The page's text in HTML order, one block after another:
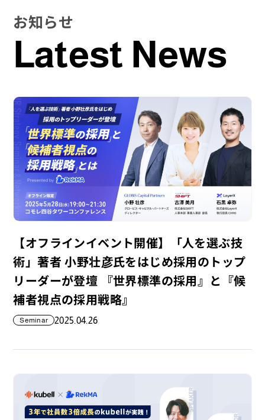
お知らせ
Latest News
【オフラインイベント開催】「人を選ぶ技
術」著者 小野壮彦氏をはじめ採用のトップ
リーダーが登壇 『世界標準の採用』と『候
補者視点の採用戦略』
Seminar 2025.04.26